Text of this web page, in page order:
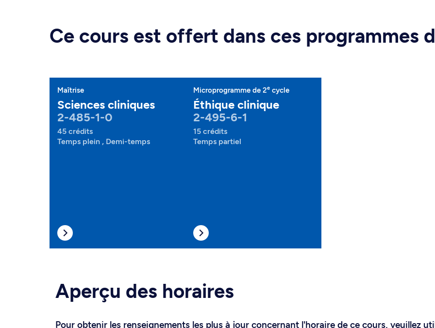
Ce cours est offert dans ces programmes
Maîtrise
Sciences cliniques
2-485-1-0
45 crédits
Temps plein , Demi-temps
Microprogramme de 2e cycle
Éthique clinique
2-495-6-1
15 crédits
Temps partiel
Aperçu des horaires
Pour obtenir les renseignements les plus à jour concernant l'horaire de ce cours, veuillez